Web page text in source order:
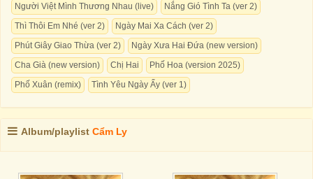
Người Việt Mình Thương Nhau (live)
Nắng Gió Tình Ta (ver 2)
Thì Thôi Em Nhé (ver 2)
Ngày Mai Xa Cách (ver 2)
Phút Giây Giao Thừa (ver 2)
Ngày Xưa Hai Đứa (new version)
Cha Già (new version)
Chị Hai
Phố Hoa (version 2025)
Phố Xuân (remix)
Tình Yêu Ngày Ấy (ver 1)
Album/playlist Cẩm Ly